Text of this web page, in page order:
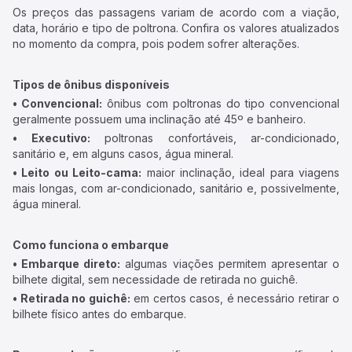
Os preços das passagens variam de acordo com a viação,
data, horário e tipo de poltrona. Confira os valores atualizados
no momento da compra, pois podem sofrer alterações.
Tipos de ônibus disponíveis
• Convencional: ônibus com poltronas do tipo convencional
geralmente possuem uma inclinação até 45º e banheiro.
• Executivo: poltronas confortáveis, ar-condicionado,
sanitário e, em alguns casos, água mineral.
• Leito ou Leito-cama: maior inclinação, ideal para viagens
mais longas, com ar-condicionado, sanitário e, possivelmente,
água mineral.
Como funciona o embarque
• Embarque direto: algumas viações permitem apresentar o
bilhete digital, sem necessidade de retirada no guichê.
• Retirada no guichê: em certos casos, é necessário retirar o
bilhete físico antes do embarque.